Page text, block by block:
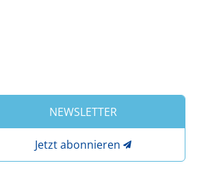
NEWSLETTER
Jetzt abonnieren